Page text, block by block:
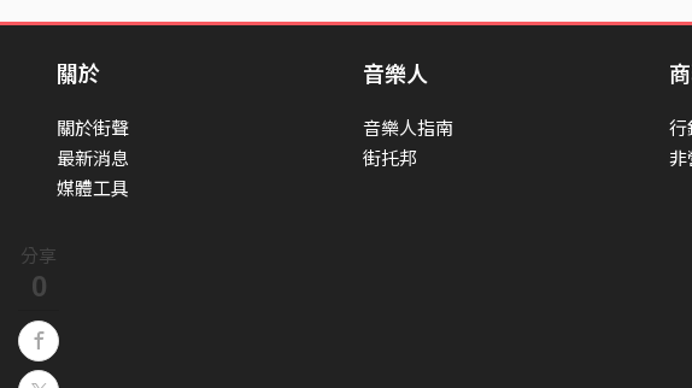
分享
0
關於
關於街聲
最新消息
媒體工具
音樂人
音樂人指南
街托邦
行
非